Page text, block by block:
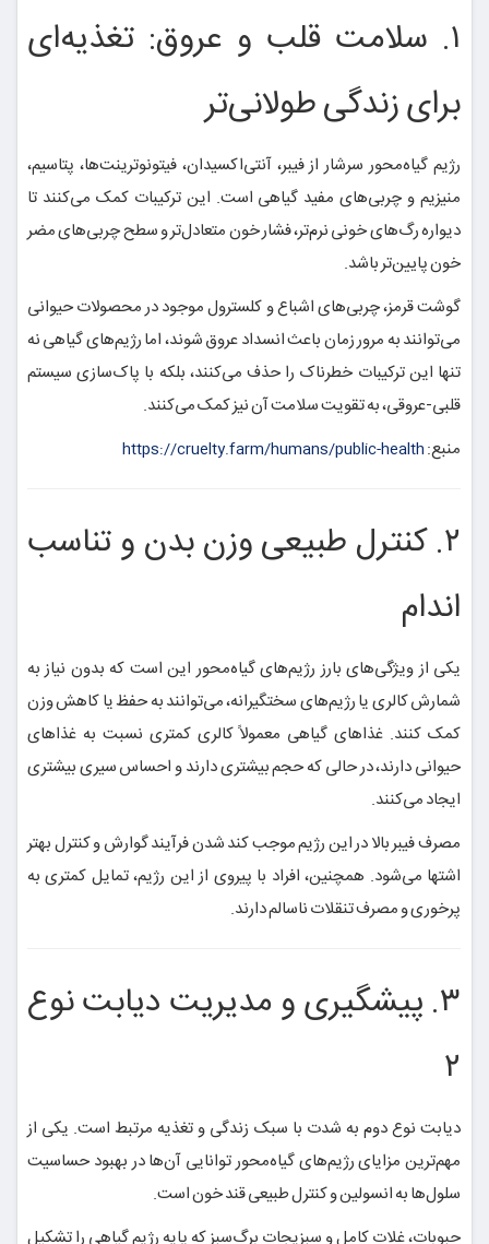
۱. سلامت قلب و عروق: تغذیه‌ای
برای زندگی طولانی‌تر
رژیم گیاه‌محور سرشار از فیبر، آنتی‌اکسیدان، فیتونوترینت‌ها، پتاسیم،
منیزیم و چربی‌های مفید گیاهی است. این ترکیبات کمک می‌کنند تا
دیواره رگ‌های خونی نرم‌تر، فشار خون متعادل‌تر و سطح چربی‌های مضر
خون پایین‌تر باشد.
گوشت قرمز، چربی‌های اشباع و کلسترول موجود در محصولات حیوانی
می‌توانند به مرور زمان باعث انسداد عروق شوند، اما رژیم‌های گیاهی نه
تنها این ترکیبات خطرناک را حذف می‌کنند، بلکه با پاک‌سازی سیستم
قلبی-عروقی، به تقویت سلامت آن نیز کمک می‌کنند.
منبع:https://cruelty.farm/humans/public-health
۲. کنترل طبیعی وزن بدن و تناسب
اندام
یکی از ویژگی‌های بارز رژیم‌های گیاه‌محور این است که بدون نیاز به
شمارش کالری یا رژیم‌های سختگیرانه، می‌توانند به حفظ یا کاهش وزن
کمک کنند. غذاهای گیاهی معمولاً کالری کمتری نسبت به غذاهای
حیوانی دارند، در حالی که حجم بیشتری دارند و احساس سیری بیشتری
ایجاد می‌کنند.
مصرف فیبر بالا در این رژیم موجب کند شدن فرآیند گوارش و کنترل بهتر
اشتها می‌شود. همچنین، افراد با پیروی از این رژیم، تمایل کمتری به
پرخوری و مصرف تنقلات ناسالم دارند.
۳. پیشگیری و مدیریت دیابت نوع
۲
دیابت نوع دوم به شدت با سبک زندگی و تغذیه مرتبط است. یکی از
مهم‌ترین مزایای رژیم‌های گیاه‌محور توانایی آن‌ها در بهبود حساسیت
سلول‌ها به انسولین و کنترل طبیعی قند خون است.
حبوبات، غلات کامل و سبزیجات برگ‌سبز که پایه رژیم گیاهی را تشکیل